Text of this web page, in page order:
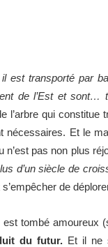
est transporté par
de l’Est et sont…
l’arbre qui constitue
Et le
pas non plus
d’un siècle de
de
tombé amoureux
du futur.Et il ne